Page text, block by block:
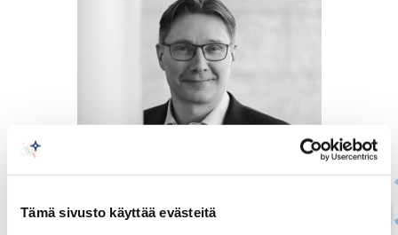
Tämä sivusto käyttää evästeitä